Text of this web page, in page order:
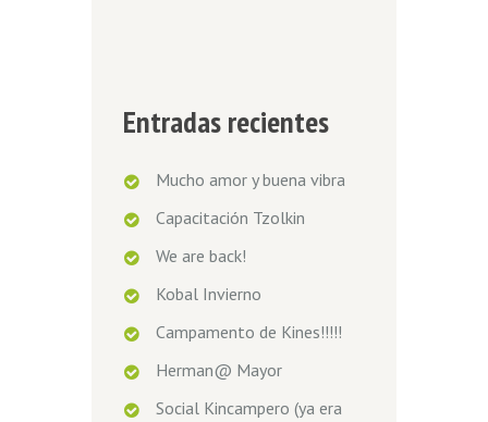
Entradas recientes
Mucho amor y buena vibra
Capacitación Tzolkin
We are back!
Kobal Invierno
Campamento de Kines!!!!!
Herman@ Mayor
Social Kincampero (ya era